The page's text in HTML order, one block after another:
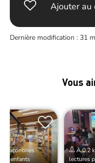
Ajouter au
Dernière modification : 31
Vous
Racontines –
enfants
À 0.2
lectures